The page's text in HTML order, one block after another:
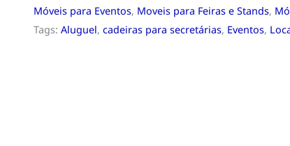
Móveis para Eventos, Moveis para Feiras e Stands,
Tags: Aluguel, cadeiras para secretárias, Eventos,